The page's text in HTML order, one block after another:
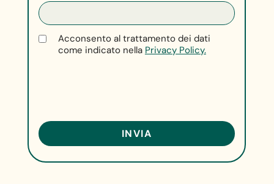
Acconsento al trattamento dei dati
come indicato nella Privacy Policy.